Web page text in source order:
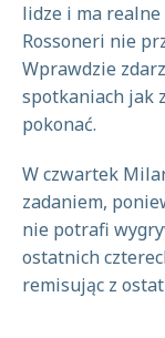
lidze i ma
Rossoneri nie
Wprawdzie
spotkaniach jak
pokonać.
W czwartek
zadaniem,
nie potrafi
ostatnich
remisując z